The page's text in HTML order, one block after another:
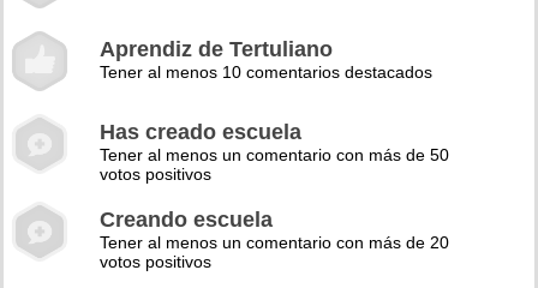
Aprendiz de Tertuliano
Tener al menos 10 comentarios destacados
Has creado escuela
Tener al menos un comentario con más de 50
votos positivos
Creando escuela
Tener al menos un comentario con más de 20
votos positivos